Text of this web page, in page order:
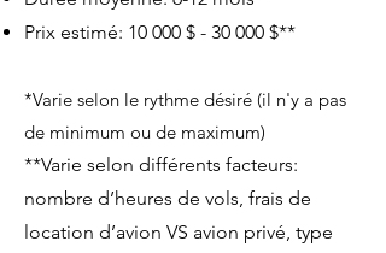
Prix estimé: 10 000 $ - 30 000 $**
*Varie selon le rythme désiré (il n'y a pas
de minimum ou de maximum)
**Varie selon différents facteurs:
nombre d’heures de vols, frais de
location d’avion VS avion privé, type